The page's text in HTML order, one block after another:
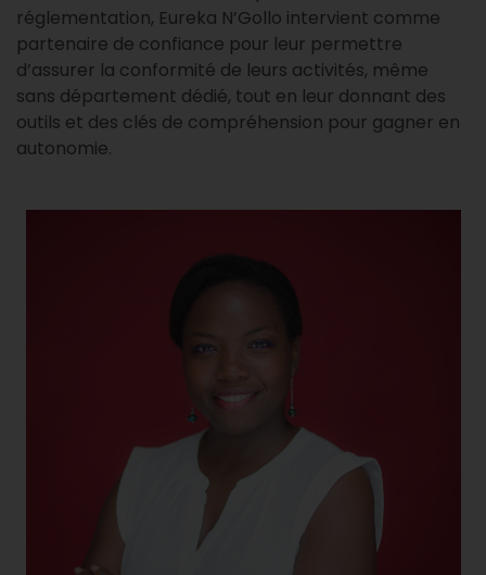
réglementation, Eureka N’Gollo intervient comme
partenaire de confiance pour leur permettre
d’assurer la conformité de leurs activités, même
sans département dédié, tout en leur donnant des
outils et des clés de compréhension pour gagner en
autonomie.